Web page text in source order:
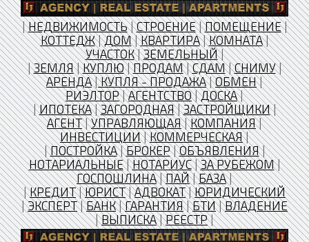
|НЕДВИЖИМОСТЬ|СТРОЕНИЕ|ПОМЕЩЕНИЕ|
КОТТЕДЖ|ДОМ|КВАРТИРА|КОМНАТА|
УЧАСТОК|ЗЕМЕЛЬНЫЙ|
|ЗЕМЛЯ|КУПЛЮ|ПРОДАМ|СДАМ|СНИМУ|
АРЕНДА| КУПЛЯ - ПРОДАЖА|ОБМЕН|
РИЭЛТОР|АГЕНТСТВО|ДОСКА|
|ИПОТЕКА|ЗАГОРОДНАЯ|ЗАСТРОЙЩИКИ|
АГЕНТ|УПРАВЛЯЮЩАЯ|КОМПАНИЯ|
ИНВЕСТИЦИИ|КОММЕРЧЕСКАЯ|
|ПОСТРОЙКА|БРОКЕР|ОБЪЯВЛЕНИЯ|
НОТАРИАЛЬНЫЕ|НОТАРИУС|ЗА РУБЕЖОМ|
ГОСПОШЛИНА|ПАЙ|БАЗА|
|КРЕДИТ|ЮРИСТ|АДВОКАТ|ЮРИДИЧЕСКИЙ
|ЭКСПЕРТ|БАНК|ГАРАНТИЯ|БТИ|ВЛАДЕНИЕ
|ВЫПИСКА|РЕЕСТР|